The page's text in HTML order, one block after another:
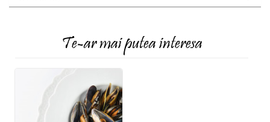
Te-ar mai putea interesa